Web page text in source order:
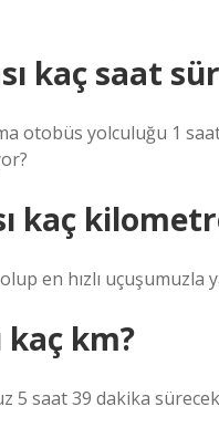
kaç saat
otobüs yolculuğu 1
kaç
en hızlı uçuşumuzla
km?
5 saat 39 dakika